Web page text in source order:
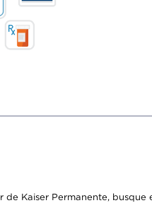
Kaiser Permanente,